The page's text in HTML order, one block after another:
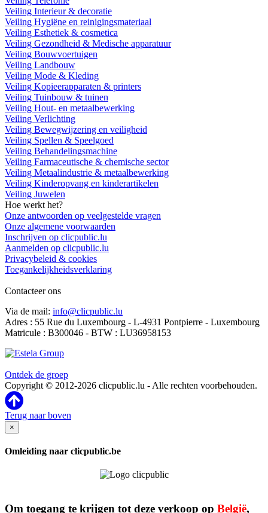
Veiling Interieur & decoratie
Veiling Hygiëne en reinigingsmateriaal
Veiling Esthetiek & cosmetica
Veiling Gezondheid & Medische apparatuur
Veiling Bouwvoertuigen
Veiling Landbouw
Veiling Mode & Kleding
Veiling Kopieerapparaten & printers
Veiling Tuinbouw & tuinen
Veiling Hout- en metaalbewerking
Veiling Verlichting
Veiling Bewegwijzering en veiligheid
Veiling Spellen & Speelgoed
Veiling Behandelingsmachine
Veiling Farmaceutische & chemische sector
Veiling Metaalindustrie & metaalbewerking
Veiling Kinderopvang en kinderartikelen
Veiling Juwelen
Hoe werkt het?
Onze antwoorden op veelgestelde vragen
Onze algemene voorwaarden
Inschrijven op clicpublic.lu
Aanmelden op clicpublic.lu
Privacybeleid & cookies
Toegankelijkheidsverklaring
Contacteer ons
Via de mail: info@clicpublic.lu
Adres : 55 Rue du Luxembourg - L-4931 Pontpierre - Luxembourg
Matricule : B300046 - BTW : LU36958153
Ontdek de groep
Copyright © 2012-2026 clicpublic.lu - Alle rechten voorbehouden.
Terug naar boven
×
Omleiding naar clicpublic.be
Om toegang te krijgen tot deze verkoop op België,